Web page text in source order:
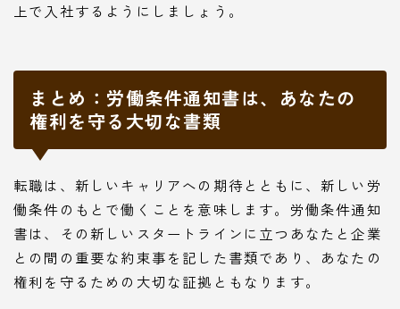
上で入社するようにしましょう。
まとめ：労働条件通知書は、あなたの
権利を守る大切な書類
転職は、新しいキャリアへの期待とともに、新しい労
働条件のもとで働くことを意味します。労働条件通知
書は、その新しいスタートラインに立つあなたと企業
との間の重要な約束事を記した書類であり、あなたの
権利を守るための大切な証拠ともなります。